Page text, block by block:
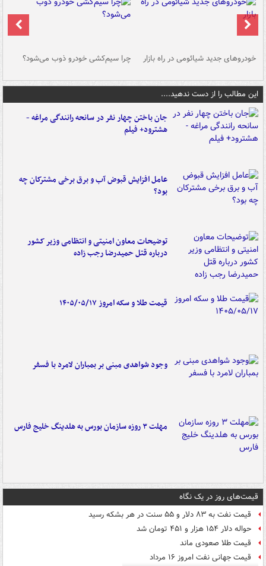
خودروهای جدید شیائومی در راه بازار چرا سیم‌کشی خودرو ذوب می‌شود؟
این مطالب را از دست ندهید....
جان باختن چهار نفر در سانحه رانندگی مراغه -
هشترود+ فیلم
عامل افزایش قبوض آب و برق برخی مشترکان چه
بود؟
توضیحات معاون امنیتی و انتظامی وزیر کشور
درباره قتل حمیدرضا رجب زاده
قیمت طلا و سکه امروز ۱۴۰۵/۰۵/۱۷
وجود شواهدی مبنی بر بمباران لامرد با فسفر
مهلت ۳ روزه سازمان بورس به هلدینگ خلیج فارس
قیمت‌های روز در یک نگاه
قیمت نفت به ۸۳ دلار و ۵۵ سنت در هر بشکه رسید
حواله دلار ۱۵۴ هزار و ۴۵۱ تومان شد
قیمت طلا صعودی ماند
قیمت جهانی نفت امروز ۱۶ مرداد